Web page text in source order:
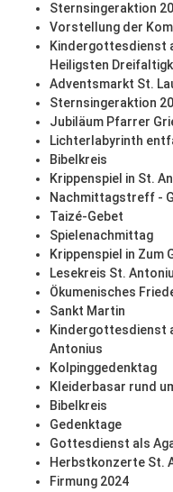
Sternsingeraktion
Vorstellung der
Kindergottesdienst
Heiligsten
Adventsmarkt St.
Sternsingeraktion
Jubiläum Pfarrer
Lichterlabyrinth
Bibelkreis
Krippenspiel in St.
Nachmittagstreff -
Taizé-Gebet
Spielenachmittag
Krippenspiel in Zum
Lesekreis St.
Ökumenisches
Sankt Martin
Kindergottesdienst
Antonius
Kolpinggedenktag
Kleiderbasar rund
Bibelkreis
Gedenktage
Gottesdienst als
Herbstkonzerte St.
Firmung 2024